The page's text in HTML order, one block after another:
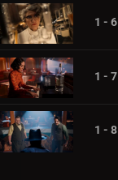
1 - 6
1 - 7
1 - 8